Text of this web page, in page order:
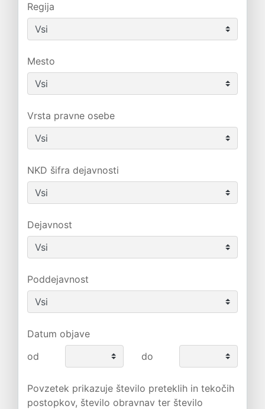
Regija
Mesto
Vrsta pravne osebe
NKD šifra dejavnosti
Dejavnost
Poddejavnost
Datum objave
od
do
Povzetek prikazuje število preteklih in tekočih
postopkov, število obravnav ter število